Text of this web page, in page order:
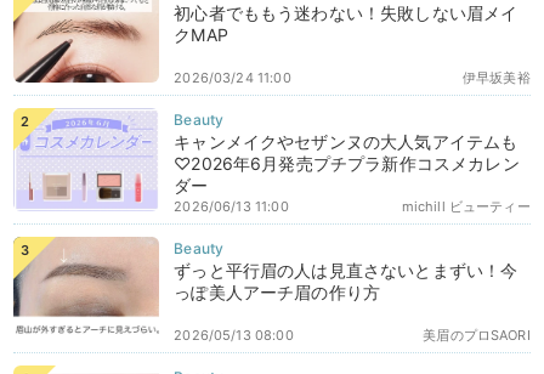
初心者でももう迷わない！失敗しない眉メイ
クMAP
伊早坂美裕
2026/03/24 11:00
キャンメイクやセザンヌの大人気アイテムも
♡2026年6月発売プチプラ新作コスメカレン
ダー
michill ビューティー
2026/06/13 11:00
ずっと平行眉の人は見直さないとまずい！今
っぽ美人アーチ眉の作り方
美眉のプロSAORI
2026/05/13 08:00